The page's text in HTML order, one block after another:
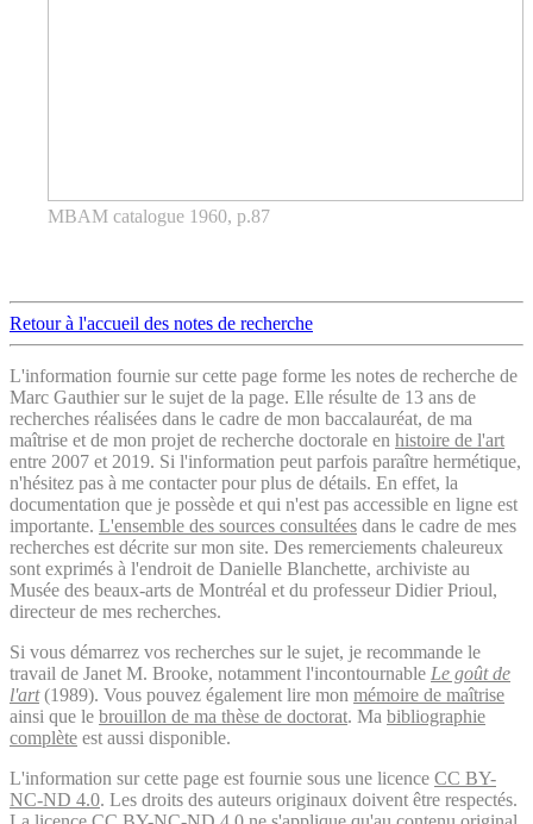
MBAM catalogue 1960, p.87
Retour à l'accueil des notes de recherche
L'information fournie sur cette page forme les notes de recherche de
Marc Gauthier sur le sujet de la page. Elle résulte de 13 ans de
recherches réalisées dans le cadre de mon baccalauréat, de ma
maîtrise et de mon projet de recherche doctorale en histoire de l'art
entre 2007 et 2019. Si l'information peut parfois paraître hermétique,
n'hésitez pas à me contacter pour plus de détails. En effet, la
documentation que je possède et qui n'est pas accessible en ligne est
importante. L'ensemble des sources consultées dans le cadre de mes
recherches est décrite sur mon site. Des remerciements chaleureux
sont exprimés à l'endroit de Danielle Blanchette, archiviste au
Musée des beaux-arts de Montréal et du professeur Didier Prioul,
directeur de mes recherches.
Si vous démarrez vos recherches sur le sujet, je recommande le
travail de Janet M. Brooke, notamment l'incontournable Le goût de
l'art(1989). Vous pouvez également lire mon mémoire de maîtrise
ainsi que le brouillon de ma thèse de doctorat. Ma bibliographie
complète est aussi disponible.
L'information sur cette page est fournie sous une licence CC BY-
NC-ND 4.0. Les droits des auteurs originaux doivent être respectés.